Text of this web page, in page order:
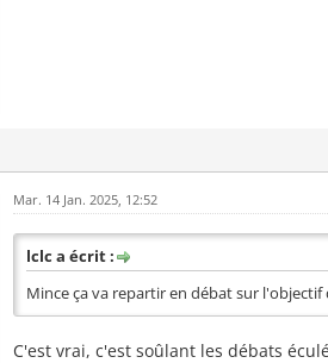
Mar. 14 Jan. 2025, 12:52
lclc a écrit :
Mince ça va repartir en débat sur
C'est vrai, c'est soûlant les débats